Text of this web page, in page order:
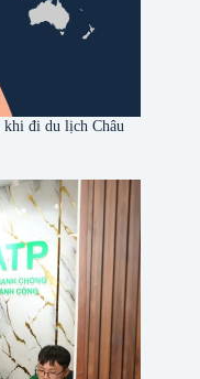
khi đi du lịch Châu